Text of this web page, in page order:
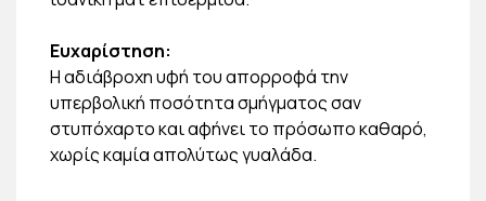
Ευχαρίστηση:
Η αδιάβροχη υφή του απορροφά την
υπερβολική ποσότητα σμήγματος σαν
στυπόχαρτο και αφήνει το πρόσωπο καθαρό,
χωρίς καμία απολύτως γυαλάδα.